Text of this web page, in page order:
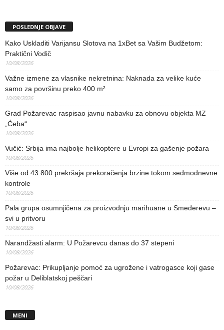
POSLEDNJE OBJAVE
Kako Uskladiti Varijansu Slotova na 1xBet sa Vašim Budžetom:
Praktični Vodič
10/08/2026
Važne izmene za vlasnike nekretnina: Naknada za velike kuće
samo za površinu preko 400 m²
10/08/2026
Grad Požarevac raspisao javnu nabavku za obnovu objekta MZ
„Ćeba“
10/08/2026
Vučić: Srbija ima najbolje helikoptere u Evropi za gašenje požara
10/08/2026
Više od 43.800 prekršaja prekoračenja brzine tokom sedmodnevne
kontrole
10/08/2026
Pala grupa osumnjičena za proizvodnju marihuane u Smederevu –
svi u pritvoru
10/08/2026
Narandžasti alarm: U Požarevcu danas do 37 stepeni
10/08/2026
Požarevac: Prikupljanje pomoć za ugrožene i vatrogasce koji gase
požar u Deliblatskoj peščari
10/08/2026
MENI